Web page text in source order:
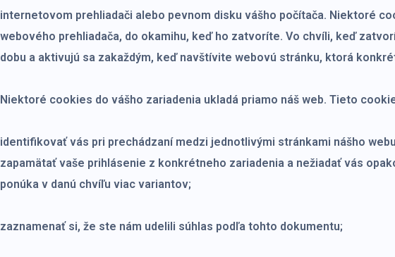
internetovom prehliadači alebo pevnom disku vášho počítača. Niektoré
webového prehliadača, do okamihu, keď ho zatvoríte. Vo chvíli, keď
dobu a aktivujú sa zakaždým, keď navštívite webovú stránku, ktorá
Niektoré cookies do vášho zariadenia ukladá priamo náš web. Tieto
identifikovať vás pri prechádzaní medzi jednotlivými stránkami nášho
zapamätať vaše prihlásenie z konkrétneho zariadenia a nežiadať vás
ponúka v danú chvíľu viac variantov;
zaznamenať si, že ste nám udelili súhlas podľa tohto dokumentu;